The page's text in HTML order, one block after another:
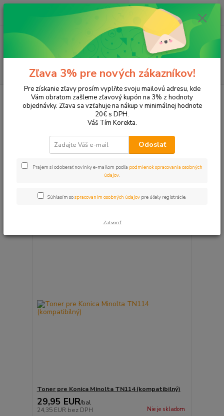
Hľadať
ks
za 0,00 EUR
Tonery a náplne do tlačiarní Konica Minolta Di 152
Upresniť parametre
Najdrahšie
Zobrazujem 1-1 z 1
Toner pre Konica Minolta TN114 (kompatibilný)
29,95 EUR/bal
24,35 EUR bez DPH Nie je skladom
Zľava 3% pre nových zákazníkov!
Pre získanie zľavy prosím vyplňte svoju mailovú adresu, kde
Vám obratom zašleme zľavový kupón na 3% z hodnoty
objednávky. Zľava sa vzťahuje na nákup v minimálnej hodnote
20€ s DPH.
Váš Tím Korekta.
Odoslať
Prajem si odoberať novinky e-mailom podľa podmienok spracovania osobných
údajov.
Súhlasím sospracovaním osobných údajov pre účely registrácie.
Zatvoriť